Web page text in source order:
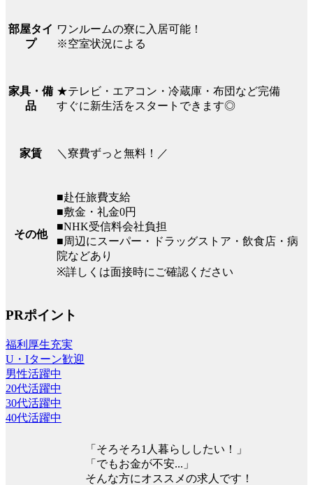
部屋タイ
プ
ワンルームの寮に入居可能！
※空室状況による
家具・備
品
★テレビ・エアコン・冷蔵庫・布団など完備
すぐに新生活をスタートできます◎
家賃 ＼寮費ずっと無料！／
その他
■赴任旅費支給
■敷金・礼金0円
■NHK受信料会社負担
■周辺にスーパー・ドラッグストア・飲食店・病
院などあり
※詳しくは面接時にご確認ください
PRポイント
福利厚生充実
U・Iターン歓迎
男性活躍中
20代活躍中
30代活躍中
40代活躍中
「そろそろ1人暮らししたい！」
「でもお金が不安...」
そんな方にオススメの求人です！